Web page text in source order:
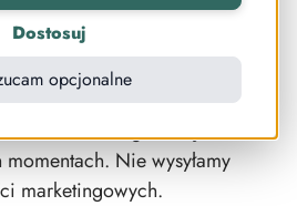
jest na wypadek sytuacji, w
reakcji i mail mógłby
przykład wtedy, gdy pojawi się
coś ważnego dzieje się na
Nie wysyłamy
marketingowych.
Dostosuj
opcjonalne